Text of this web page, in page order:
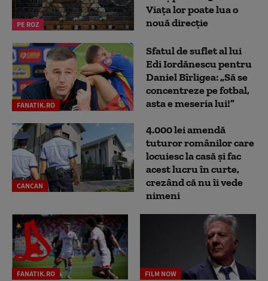
PE ROZ
Viața lor poate lua o
nouă direcție
FANATIK.RO
Sfatul de suflet al lui
Edi Iordănescu pentru
Daniel Bîrligea: „Să se
concentreze pe fotbal,
asta e meseria lui!”
CANCAN
4.000 lei amendă
tuturor românilor care
locuiesc la casă și fac
acest lucru în curte,
crezând că nu îi vede
nimeni
FANATIK.RO FILM NOW